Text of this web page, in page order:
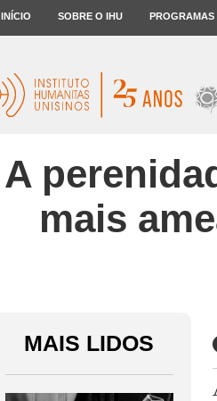
INÍCIO SOBRE O IHU PROGRAMAS
A
mais
MAIS LIDOS